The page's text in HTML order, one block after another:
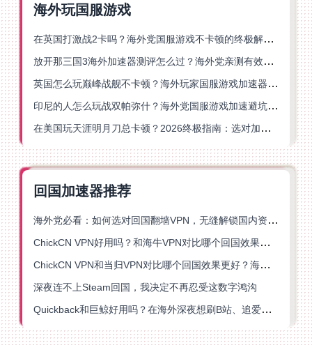
海外玩国服游戏
在英国打激战2卡吗？海外党国服游戏不卡顿的终极解决方案
放开那三国3海外加速器测评怎么过？海外党亲测有效的国服游戏加速指南
英国怎么玩巅峰战舰不卡顿？海外玩家国服游戏加速器终极指南
印尼的人怎么玩战双帕弥什？海外党国服游戏加速避坑指南
在美国玩天涯明月刀总卡顿？2026终极指南：选对加速器让你丝滑连招
回国加速器推荐
海外党必看：如何选对回国翻墙VPN，无缝解锁国内资源？
ChickCN VPN好用吗？和海牛VPN对比哪个回国效果更好？
ChickCN VPN和当归VPN对比哪个回国效果更好？海外党亲测后选了它
深夜连不上Steam回国，我决定不再忍受这数字鸿沟
Quickback和巨鲸好用吗？在海外深夜想刷B站、追爱奇艺的你，或许正需要这份答案